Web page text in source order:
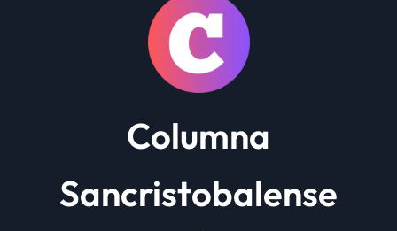
Columna
Sancristobalense